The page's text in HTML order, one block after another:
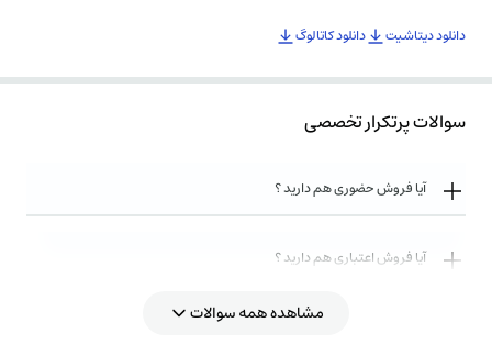
دانلود دیتاشیت دانلود کاتالوگ
سوالات پرتکرار تخصصی
آیا فروش حضوری هم دارید ؟
آیا فروش اعتباری هم دارید ؟
روش های ارسال کالا به چه صورت میباشد ؟
مشاهده همه سوالات